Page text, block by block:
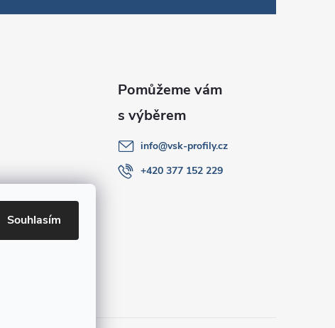
Souhlasím
info@vsk-profily.cz
+420 377 152 229